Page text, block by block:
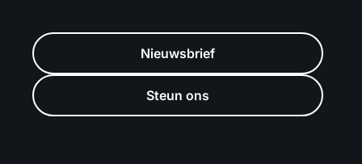
Nieuwsbrief
Steun ons